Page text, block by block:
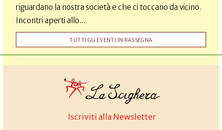
riguardano la nostra società e che ci toccano da vicino.
Incontri aperti allo...
TUTTI GLI EVENTI IN RASSEGNA
Iscriviti alla Newsletter